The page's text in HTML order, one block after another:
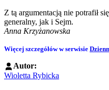
Z tą argumentacją nie potrafił
generalny, jak i Sejm.
Anna Krzyżanowska
Więcej szczegółów w serwisie
Autor:
Wioletta Rybicka